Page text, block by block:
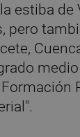
estiba de
pero